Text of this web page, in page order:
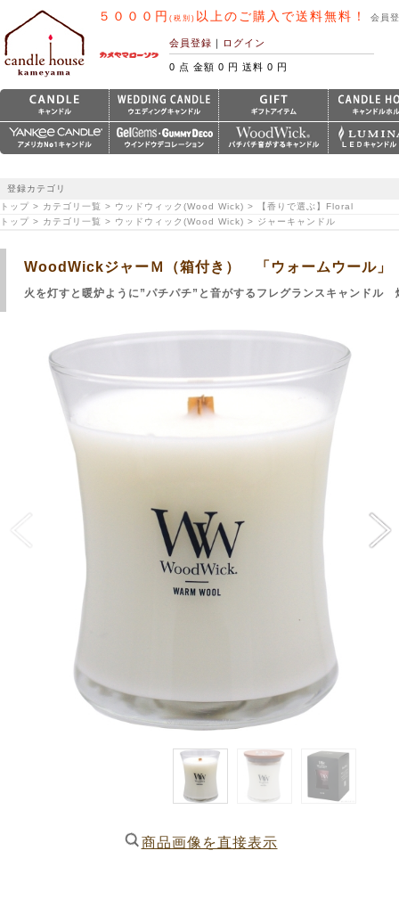
５０００円 (税別) 以上のご購入で送料無料！ 会員
会員登録 ｜ ログイン
0 点 金額 0 円 送料 0 円
登録カテゴリ
トップ > カテゴリ一覧 > ウッドウィック(Wood Wick) > 【香りで選ぶ】Floral
トップ > カテゴリ一覧 > ウッドウィック(Wood Wick) > ジャーキャンドル
WoodWickジャーＭ（箱付き） 「ウォームウール」
火を灯すと暖炉ように”パチパチ”と音がするフレグランスキャンド
商品画像を直接表示